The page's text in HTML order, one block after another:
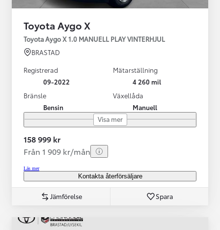
Toyota Aygo X
Toyota Aygo X 1.0 MANUELL PLAY VINTERHJUL
BRASTAD
Registrerad
09-2022
Mätarställning
4 260 mil
Bränsle
Bensin
Växellåda
Manuell
Visa mer
158 999 kr
Från 1 909 kr/mån
Läs mer
Kontakta återförsäljare
Jämförelse Spara